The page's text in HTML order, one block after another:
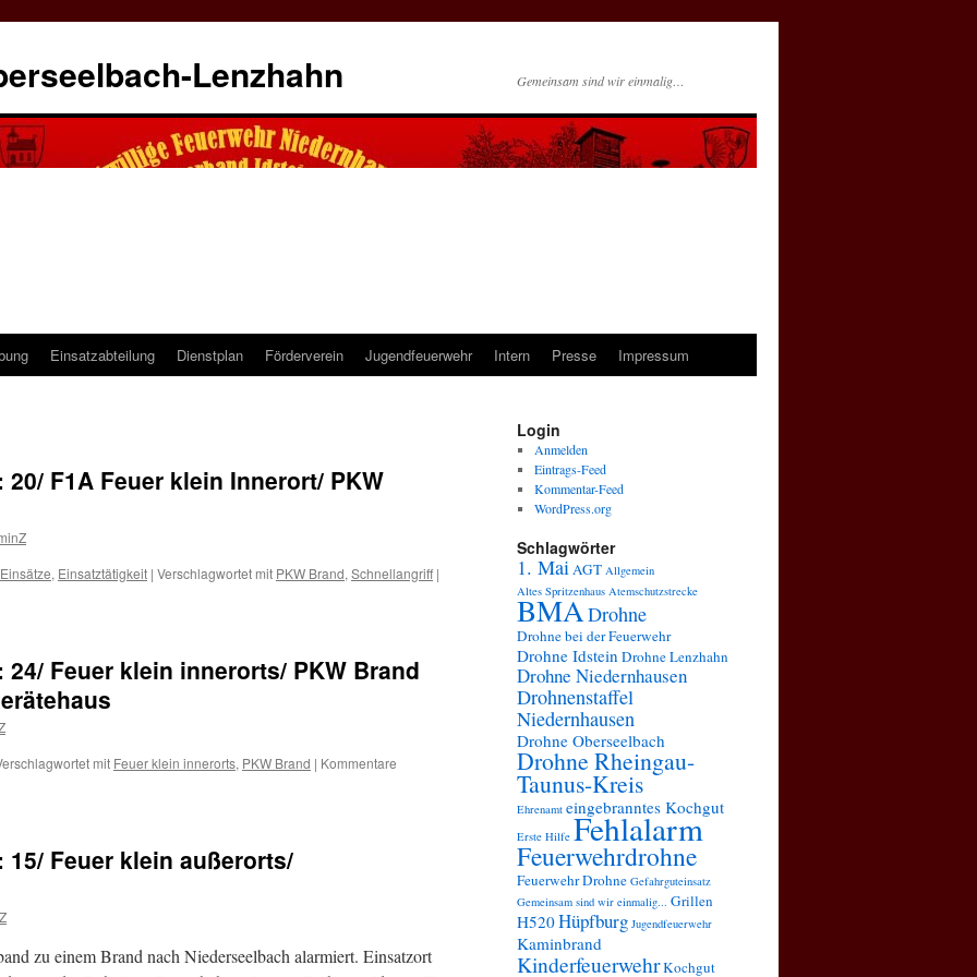
Lenzhahn Gemeinsam sind wir einmalig…
Einsatzabteilung Dienstplan Förderverein Jugendfeuerwehr Intern Presse Impressum
20/ F1A Feuer klein Innerort/ PKW
, Einsatztätigkeit | Verschlagwortet mit PKW Brand, Schnellangriff |
24/ Feuer klein innerorts/ PKW Brand
mit Feuer klein innerorts, PKW Brand | Kommentare
15/ Feuer klein außerorts/
zu einem Brand nach Niederseelbach alarmiert. Einsatzort
Login
Anmelden
Eintrags-Feed
Kommentar-Feed
WordPress.org
Schlagwörter
1. MaiAGT Allgemein
Altes Spritzenhaus Atemschutzstrecke
BMADrohne
Drohne bei der Feuerwehr
Drohne IdsteinDrohne Lenzhahn
Drohne Niedernhausen
Drohnenstaffel
Niedernhausen
Drohne Oberseelbach
Drohne Rheingau-
Taunus-Kreis
Ehrenamt eingebranntes Kochgut
Erste Hilfe Fehlalarm
Feuerwehrdrohne
Feuerwehr Drohne Gefahrguteinsatz
Gemeinsam sind wir einmalig... Grillen
H520Hüpfburg Jugendfeuerwehr
Kaminbrand
KinderfeuerwehrKochgut